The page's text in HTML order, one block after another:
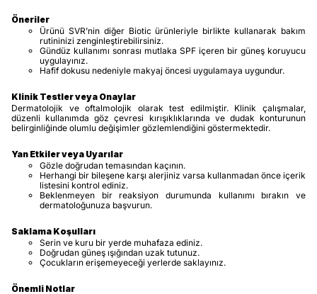
Öneriler
Ürünü SVR’nin diğer Biotic ürünleriyle birlikte kullanarak bakım
rutininizi zenginleştirebilirsiniz.
Gündüz kullanımı sonrası mutlaka SPF içeren bir güneş koruyucu
uygulayınız.
Hafif dokusu nedeniyle makyaj öncesi uygulamaya uygundur.
Klinik Testler veya Onaylar
Dermatolojik ve oftalmolojik olarak test edilmiştir. Klinik çalışmalar,
düzenli kullanımda göz çevresi kırışıklıklarında ve dudak konturunun
belirginliğinde olumlu değişimler gözlemlendiğini göstermektedir.
Yan Etkiler veya Uyarılar
Gözle doğrudan temasından kaçının.
Herhangi bir bileşene karşı alerjiniz varsa kullanmadan önce içerik
listesini kontrol ediniz.
Beklenmeyen bir reaksiyon durumunda kullanımı bırakın ve
dermatoloğunuza başvurun.
Saklama Koşulları
Serin ve kuru bir yerde muhafaza ediniz.
Doğrudan güneş ışığından uzak tutunuz.
Çocukların erişemeyeceği yerlerde saklayınız.
Önemli Notlar